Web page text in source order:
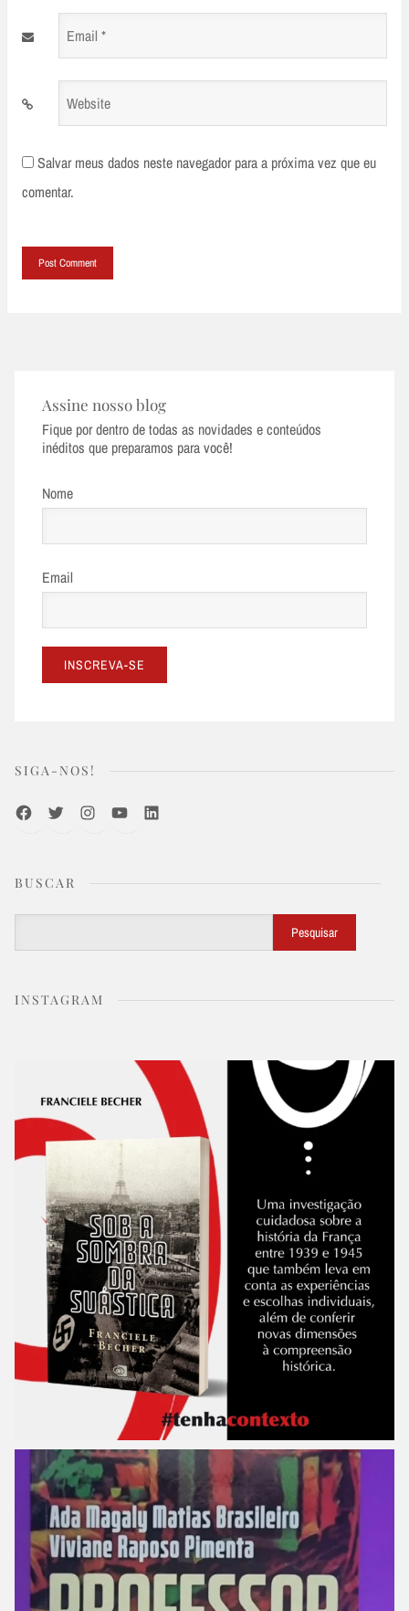
Email
Website
Salvar meus dados neste navegador para a próxima vez que eu
comentar.
Assine nosso blog
Fique por dentro de todas as novidades e conteúdos
inéditos que preparamos para você!
Nome
Email
SIGA-NOS!
FacebookTwitterInstagramYoutubeLinkedIn
BUSCAR
Pesquisar
INSTAGRAM